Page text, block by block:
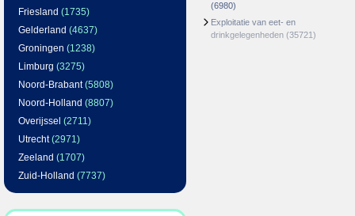
Friesland (1735)
Gelderland (4637)
Groningen (1238)
Limburg (3275)
Noord-Brabant(5808)
Noord-Holland (8807)
Overijssel (2711)
Utrecht(2971)
Zeeland (1707)
Zuid-Holland (7737)
(6980)
Exploitatie van eet- en
drinkgelegenheden (35721)